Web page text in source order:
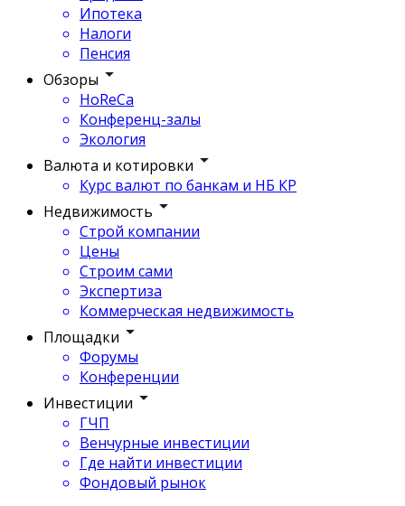
Ипотека
Налоги
Пенсия
Обзоры
HoReCa
Конференц-залы
Экология
Валюта и котировки
Курс валют по банкам и НБ КР
Недвижимость
Строй компании
Цены
Строим сами
Экспертиза
Коммерческая недвижимость
Площадки
Форумы
Конференции
Инвестиции
ГЧП
Венчурные инвестиции
Где найти инвестиции
Фондовый рынок